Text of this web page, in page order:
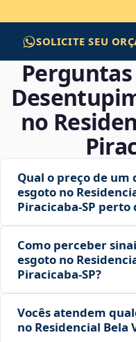
SOLICITE SEU
no
Qual o preço de
esgoto no
Piracicaba‑SP perto
Como perceber
esgoto no
Piracicaba‑SP?
Vocês atendem
no Residencial Bela